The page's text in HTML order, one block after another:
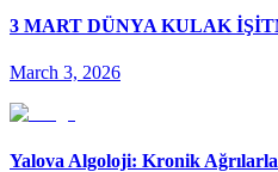
3 MART DÜNYA KULAK
March 3, 2026
Yalova Algoloji: Kronik